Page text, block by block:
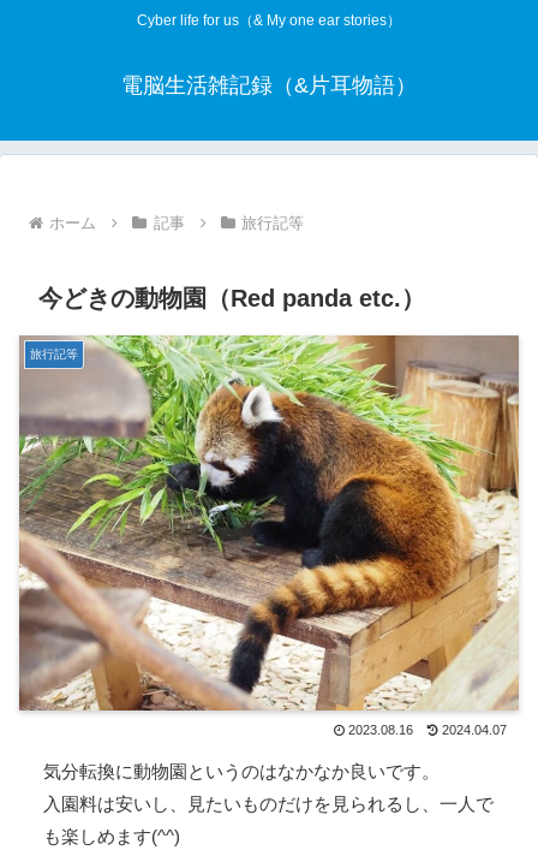
Cyber life for us（& My one ear stories）
電脳生活雑記録（&片耳物語）
ホーム 記事 旅行記等
今どきの動物園（Red panda etc.）
旅行記等
2023.08.16 2024.04.07
気分転換に動物園というのはなかなか良いです。
入園料は安いし、見たいものだけを見られるし、一人で
も楽しめます(^^)